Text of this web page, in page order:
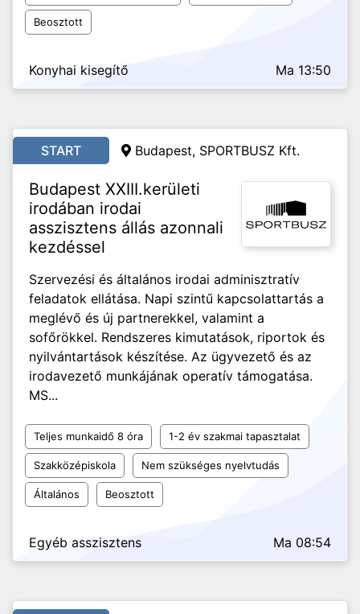
Beosztott
Konyhai kisegítő Ma 13:50
START Budapest, SPORTBUSZ Kft.
Budapest XXIII.kerületi
irodában irodai
asszisztens állás azonnali
kezdéssel
Szervezési és általános irodai adminisztratív
feladatok ellátása. Napi szintű kapcsolattartás a
meglévő és új partnerekkel, valamint a
sofőrökkel. Rendszeres kimutatások, riportok és
nyilvántartások készítése. Az ügyvezető és az
irodavezető munkájának operatív támogatása.
MS...
Teljes munkaidő 8 óra 1-2 év szakmai tapasztalat
Szakközépiskola Nem szükséges nyelvtudás
Általános Beosztott
Egyéb asszisztens Ma 08:54